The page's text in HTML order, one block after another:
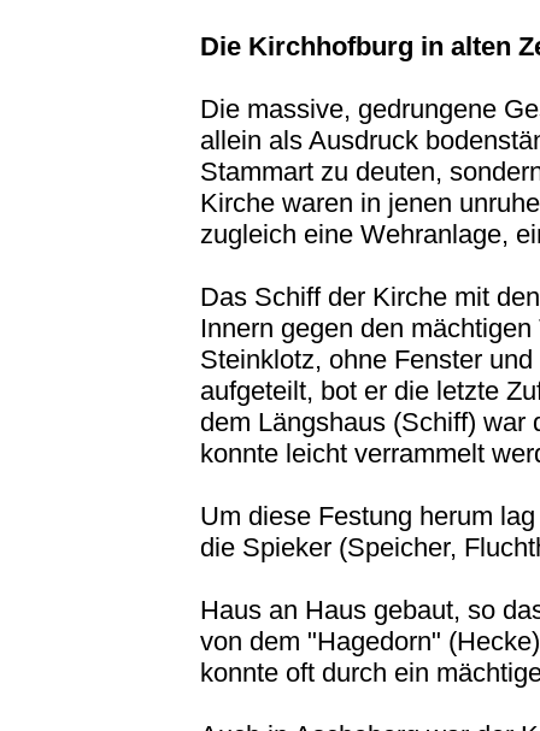
Die Kirchhofburg in alten
Die massive, gedrungene
allein als Ausdruck
Stammart zu deuten,
Kirche waren in jenen
zugleich eine Wehranlage,
Das Schiff der Kirche mit
Innern gegen den
Steinklotz, ohne Fenster
aufgeteilt, bot er die letzte
dem Längshaus (Schiff) war
konnte leicht verrammelt
Um diese Festung herum
die Spieker (Speicher,
Haus an Haus gebaut, so
von dem "Hagedorn"
konnte oft durch ein